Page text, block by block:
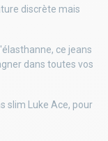
discrète mais
ce jeans
dans toutes vos
slim Luke Ace, pour